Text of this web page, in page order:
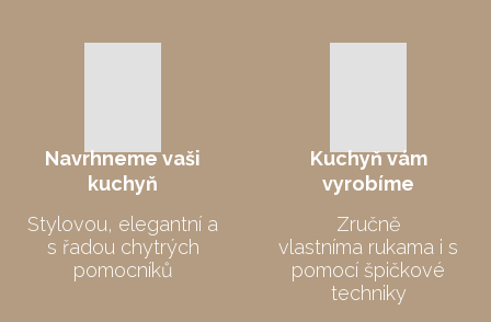
Navrhnemevaši
kuchyň
Stylovou, elegantní a
s řadou chytrých
pomocníků
Kuchyň vám
vyrobíme
Zručně
vlastníma rukama i s
pomocí špičkové
techniky